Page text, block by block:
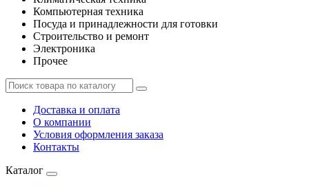
Компьютерная техника
Посуда и принадлежности для готовки
Строительство и ремонт
Электроника
Прочее
Доставка и оплата
О компании
Условия оформления заказа
Контакты
Каталог